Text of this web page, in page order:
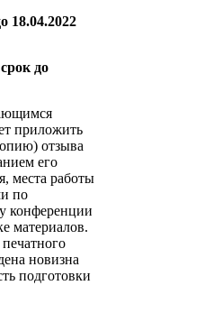
18.04.2022
до
приложить
отзыва
его
места работы
по
конференции
материалов.
новизна
подготовки